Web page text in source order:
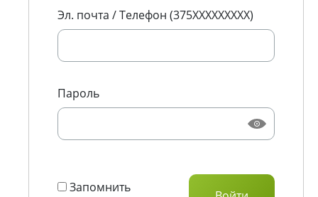
Эл. почта / Телефон (375XXXXXXXXX)
Пароль
Запомнить